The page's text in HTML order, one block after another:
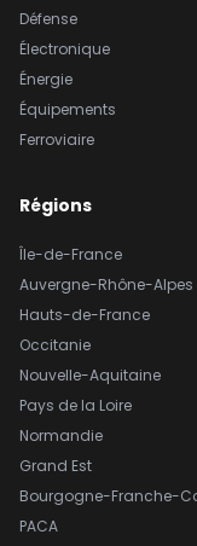
Défense
Électronique
Énergie
Équipements
Ferroviaire
Régions
Île-de-France
Auvergne-Rhône-Alpes
Hauts-de-France
Occitanie
Nouvelle-Aquitaine
Pays de la Loire
Normandie
Grand Est
Bourgogne-Franche-
PACA